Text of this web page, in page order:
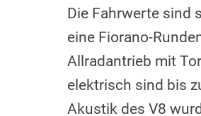
Die Fahrwerte sind
eine Fiorano-
Allradantrieb mit
elektrisch sind bis
Akustik des V8